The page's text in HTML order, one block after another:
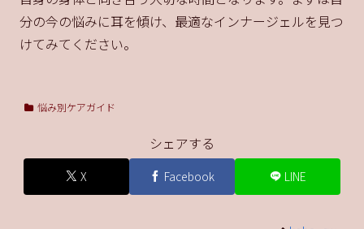
分の今の悩みに耳を傾け、最適なインナージェルを見つ
けてみてください。
悩み別ケアガイド
シェアする
X Facebook LINE